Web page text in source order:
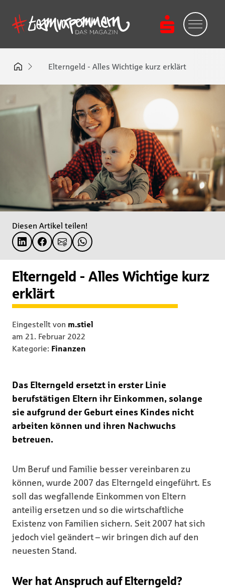
Elterngeld - Alles Wichtige kurz erklärt
Diesen Artikel teilen!
Elterngeld - Alles Wichtige kurz
erklärt
Eingestellt von m.stiel
am 21. Februar 2022
Kategorie: Finanzen
Das Elterngeld ersetzt in erster Linie
berufstätigen Eltern ihr Einkommen, solange
sie aufgrund der Geburt eines Kindes nicht
arbeiten können und ihren Nachwuchs
betreuen.
Um Beruf und Familie besser vereinbaren zu
können, wurde 2007 das Elterngeld eingeführt. Es
soll das wegfallende Einkommen von Eltern
anteilig ersetzen und so die wirtschaftliche
Existenz von Familien sichern. Seit 2007 hat sich
jedoch viel geändert – wir bringen dich auf den
neuesten Stand.
Wer hat Anspruch auf Elterngeld?